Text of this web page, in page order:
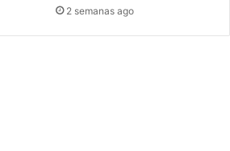
2 semanas ago